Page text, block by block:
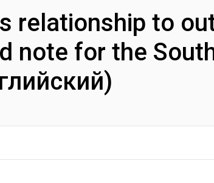
relationship to
note for the